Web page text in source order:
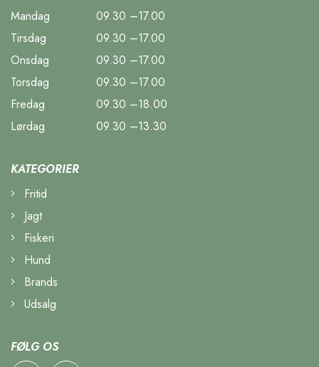
Mandag
09.30 –17.00
Tirsdag
09.30 –17.00
Onsdag
09.30 –17.00
Torsdag
09.30 –17.00
Fredag
09.30 –18.00
Lørdag
09.30 –13.30
KATEGORIER
Fritid
Jagt
Fiskeri
Hund
Brands
Udsalg
FØLG OS